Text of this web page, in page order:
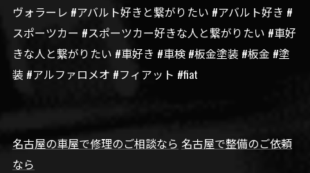
ヴォラーレ #アバルト好きと繋がりたい #アバルト好き #
スポーツカー #スポーツカー好きな人と繋がりたい #車好
きな人と繋がりたい #車好き #車検 #板金塗装 #板金 #塗
装 #アルファロメオ #フィアット #fiat
名古屋の車屋で修理のご相談なら 名古屋で整備のご依頼
なら